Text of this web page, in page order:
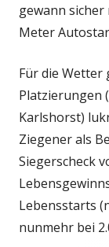
gewann
Meter
Für die Wetter
Platzierungen
Karlshorst)
Ziegener als
Siegerscheck
Lebensstarts
nunmehr bei